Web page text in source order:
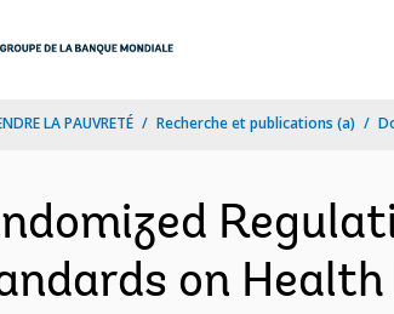
LA PAUVRETÉ Recherche et publications (a)
on